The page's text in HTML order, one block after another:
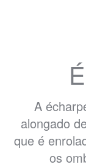
A
alongado
que é
os